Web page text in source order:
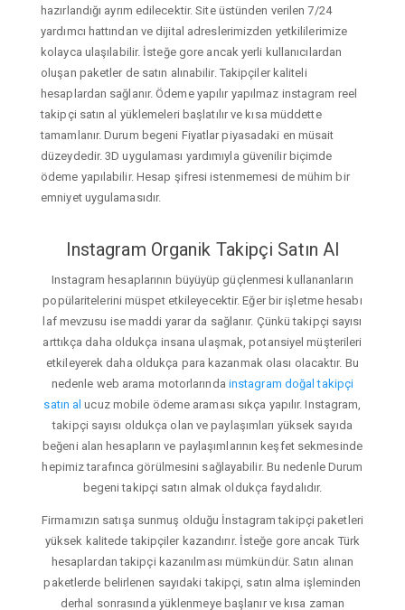
hazırlandığı ayrım edilecektir. Site üstünden verilen 7/24
yardımcı hattından ve dijital adreslerimizden yetkililerimize
kolayca ulaşılabilir. İsteğe gore ancak yerli kullanıcılardan
oluşan paketler de satın alınabilir. Takipçiler kaliteli
hesaplardan sağlanır. Ödeme yapılır yapılmaz instagram reel
takipçi satın al yüklemeleri başlatılır ve kısa müddette
tamamlanır. Durum begeni Fiyatlar piyasadaki en müsait
düzeydedir. 3D uygulaması yardımıyla güvenilir biçimde
ödeme yapılabilir. Hesap şifresi istenmemesi de mühim bir
emniyet uygulamasıdır.
Instagram Organik Takipçi Satın Al
Instagram hesaplarının büyüyüp güçlenmesi kullananların
popülaritelerini müspet etkileyecektir. Eğer bir işletme hesabı
laf mevzusu ise maddi yarar da sağlanır. Çünkü takipçi sayısı
arttıkça daha oldukça insana ulaşmak, potansiyel müşterileri
etkileyerek daha oldukça para kazanmak olası olacaktır. Bu
nedenle web arama motorlarında instagram doğal takipçi
satın al ucuz mobile ödeme araması sıkça yapılır. Instagram,
takipçi sayısı oldukça olan ve paylaşımları yüksek sayıda
beğeni alan hesapların ve paylaşımlarının keşfet sekmesinde
hepimiz tarafınca görülmesini sağlayabilir. Bu nedenle Durum
begeni takipçi satın almak oldukça faydalıdır.
Firmamızın satışa sunmuş olduğu İnstagram takipçi paketleri
yüksek kalitede takipçiler kazandırır. İsteğe gore ancak Türk
hesaplardan takipçi kazanılması mümkündür. Satın alınan
paketlerde belirlenen sayıdaki takipçi, satın alma işleminden
derhal sonrasında yüklenmeye başlanır ve kısa zaman